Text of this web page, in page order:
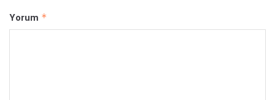
Yorum *